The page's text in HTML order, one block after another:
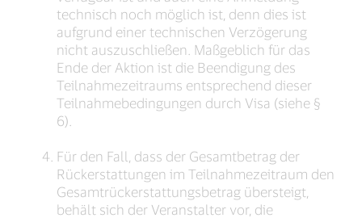
technisch noch möglich ist, denn dies ist
aufgrund einer technischen Verzögerung
nicht auszuschließen. Maßgeblich für das
Ende der Aktion ist die Beendigung des
Teilnahmezeitraums entsprechend dieser
Teilnahmebedingungen durch Visa (siehe §
6).
Für den Fall, dass der Gesamtbetrag der
Rückerstattungen im Teilnahmezeitraum den
Gesamtrückerstattungsbetrag übersteigt,
behält sich der Veranstalter vor, die